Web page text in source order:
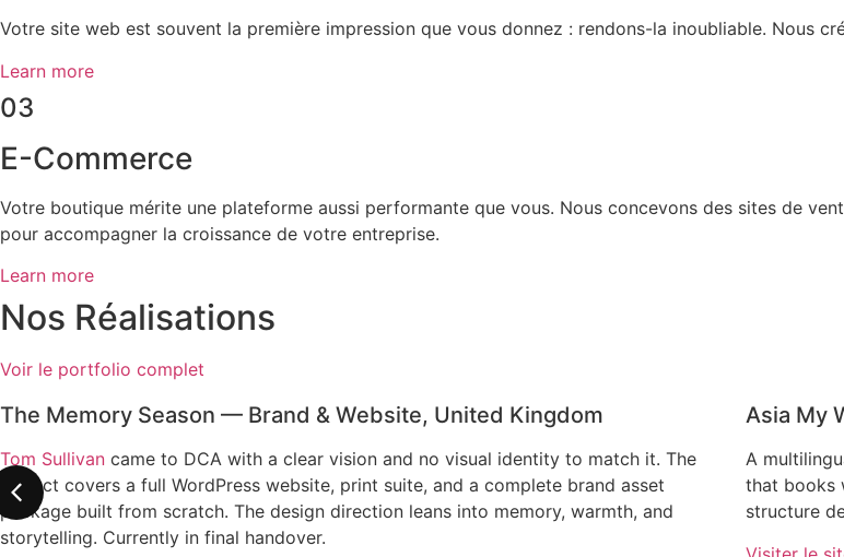
Votre site web est souvent la première impression que vous donnez : rendons-la inoubliable. Nous
Learn more
03
E-Commerce
Votre boutique mérite une plateforme aussi performante que vous. Nous concevons des sites de
pour accompagner la croissance de votre entreprise.
Learn more
Nos Réalisations
Voir le portfolio complet
The Memory Season — Brand & Website, United Kingdom
Tom Sullivan came to DCA with a clear vision and no visual identity to match it. The
project covers a full WordPress website, print suite, and a complete brand asset
package built from scratch. The design direction leans into memory, warmth, and
storytelling. Currently in final handover.
Asia My
A
that books
structure